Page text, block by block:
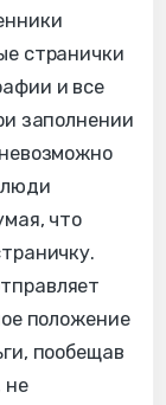
странички
и все
заполнении
люди
что
положение
пообещав
не